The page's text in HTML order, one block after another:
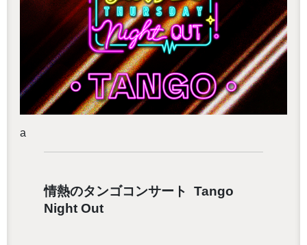
a
情熱のタンゴコンサート
Tango
Night Out